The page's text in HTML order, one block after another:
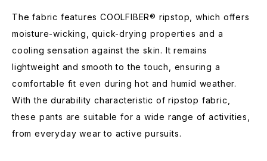
The fabric features COOLFIBER® ripstop, which offers
moisture-wicking, quick-drying properties and a
cooling sensation against the skin. It remains
lightweight and smooth to the touch, ensuring a
comfortable fit even during hot and humid weather.
With the durability characteristic of ripstop fabric,
these pants are suitable for a wide range of activities,
from everyday wear to active pursuits.